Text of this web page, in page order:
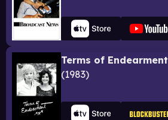
Terms of Endearment
1983